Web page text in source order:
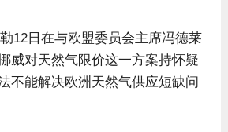
12日在与欧盟委员会主席冯德莱
威对天然气限价这一方案持怀疑
不能解决欧洲天然气供应短缺问